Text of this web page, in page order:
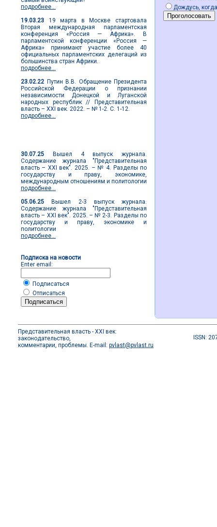
подробнее...
19.03.23 19 марта в Москве стартовала
Вторая международная парламентская
конференция «Россия — Африка». В
парламентской конференции «Россия —
Африка» принимают участие более 40
официальных парламентских делегаций из
большинства стран Африки.
подробнее...
23.02.22 Путин В.В. Обращение Президента
Российской Федерации о признании
независимости Донецкой и Луганской
народных республик // Представительная
власть – XXI век. 2022. – № 1-2. С. 1-12.
подробнее...
30.07.25 Вышел 4 выпуск журнала.
Содержание журнала "Представительная
власть – XXI век". 2025. – № 4. Разделы по
государству и праву, экономике,
международным отношениям и политологии
подробнее...
05.06.25 Вышел 2-3 выпуск журнала.
Содержание журнала "Представительная
власть – XXI век". 2025. – № 2-3. Разделы по
государству и праву, экономике и
политологии
подробнее...
Подписка на новости
Enter email:
Подписаться
Отписаться
Дождусь,
Представительная власть - XXI век:
законодательство,
комментарии, проблемы. E-mail: pvlast@pvlast.ru
ISSN: